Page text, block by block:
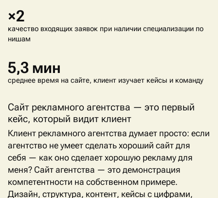
×2
качество входящих заявок при наличии специализации по
нишам
5,3 мин
среднее время на сайте, клиент изучает кейсы и команду
Сайт рекламного агентства — это первый
кейс, который видит клиент
Клиент рекламного агентства думает просто: если
агентство не умеет сделать хороший сайт для
себя — как оно сделает хорошую рекламу для
меня? Сайт агентства — это демонстрация
компетентности на собственном примере.
Дизайн, структура, контент, кейсы с цифрами,